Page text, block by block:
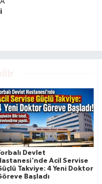
Devlet
Acil Servise
Takviye: 4 Yeni Doktor
Başladı